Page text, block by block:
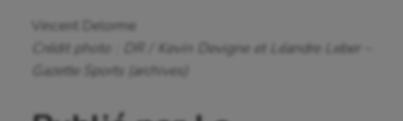
Vincent Delorme
Crédit photo : DR / Kevin Devigne et Léandre Leber –
Gazette Sports (archives)